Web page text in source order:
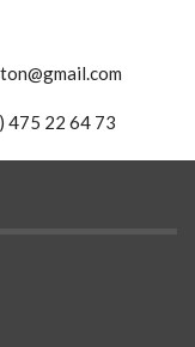
475 22 64 73